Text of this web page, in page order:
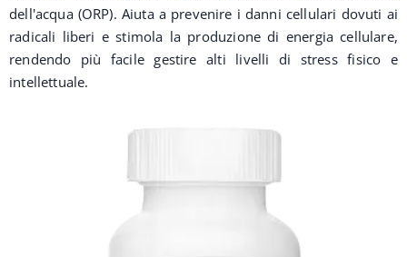
dell'acqua (ORP). Aiuta a prevenire i danni cellulari dovuti ai
radicali liberi e stimola la produzione di energia cellulare,
rendendo più facile gestire alti livelli di stress fisico e
intellettuale.